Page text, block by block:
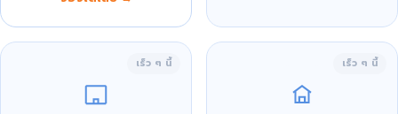
เร็ว ๆ นี้ เร็ว ๆ นี้